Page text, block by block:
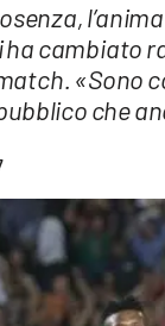
cambiato
«Sono
che